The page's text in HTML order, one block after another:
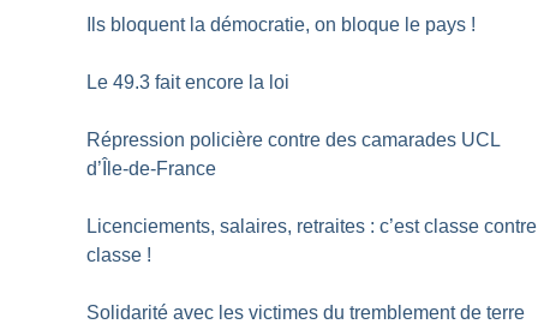
Ils bloquent la démocratie, on bloque le pays !
Le 49.3 fait encore la loi
Répression policière contre des camarades UCL
d’Île-de-France
Licenciements, salaires, retraites : c’est classe contre
classe !
Solidarité avec les victimes du tremblement de terre